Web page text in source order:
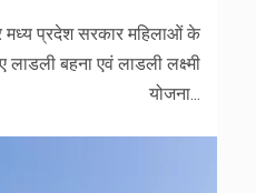
प्रदेश सरकार महिलाओं के
बहना एवं लाडली लक्ष्मी
योजना...